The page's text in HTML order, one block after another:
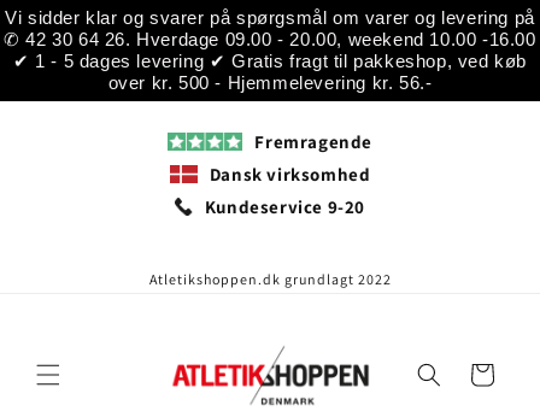
Vi sidder klar og svarer på spørgsmål om varer og levering på
✆ 42 30 64 26. Hverdage 09.00 - 20.00, weekend 10.00 -16.00
✔ 1 - 5 dages levering ✔ Gratis fragt til pakkeshop, ved køb
over kr. 500 - Hjemmelevering kr. 56.-
Gå til
indhold
Fremragende
Dansk virksomhed
Kundeservice 9-20
Atletikshoppen.dk grundlagt 2022
Indkøbskurv